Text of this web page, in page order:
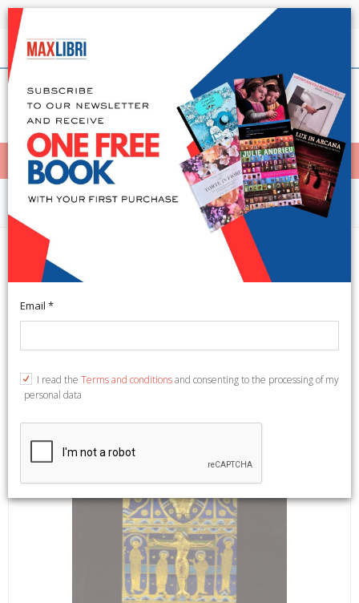
Shipping in 24h for all available books
English
< Home
MENÙ
Arts and Architecture
Le chiese dell'antico Settimo. La
chiesa della Madonna del Piano
b/w and col. ill., cm 21x29,5.
Email *
I read the Terms and conditionsand consenting to the processing of my
personal data